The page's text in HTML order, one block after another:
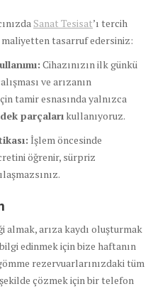
Sanat Tesisat’ı tercih
maliyetten tasarruf edersiniz:
Cihazınızın ilk günkü
ve arızanın
tamir esnasında yalnızca
parçaları kullanıyoruz.
İşlem öncesinde
öğrenir, sürpriz
almak, arıza kaydı oluşturmak
edinmek için bize haftanın
rezervuarlarınızdaki tüm
çözmek için bir telefon